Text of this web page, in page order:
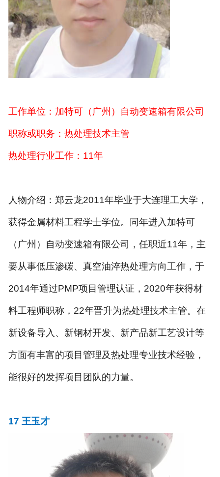
工作单位：加特可（广州）自动变速箱有限公司
职称或职务：热处理技术主管
热处理行业工作： 11年
人物介绍：郑云龙2011年毕业于大连理工大学，
获得金属材料工程学士学位。同年进入加特可
（广州）自动变速箱有限公司，任职近11年，主
要从事低压渗碳、真空油淬热处理方向工作，于
2014年通过PMP项目管理认证， 2020年获得材
料工程师职称， 22年晋升为热处理技术主管。在
新设备导入、新钢材开发、新产品新工艺设计等
方面有丰富的项目管理及热处理专业技术经验，
能很好的发挥项目团队的力量。
17 王玉才